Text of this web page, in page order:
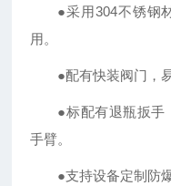
●采用304不锈钢
用。
●配有快装阀门，
●标配有退瓶扳手
手臂。
●支持设备定制防